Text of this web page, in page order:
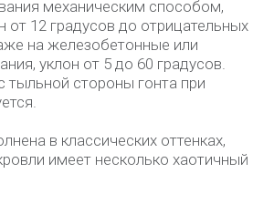
механическим способом,
от 12 градусов до отрицательных
на железобетонные или
уклон от 5 до 60 градусов.
тыльной стороны гонта при
в классических оттенках,
имеет несколько хаотичный